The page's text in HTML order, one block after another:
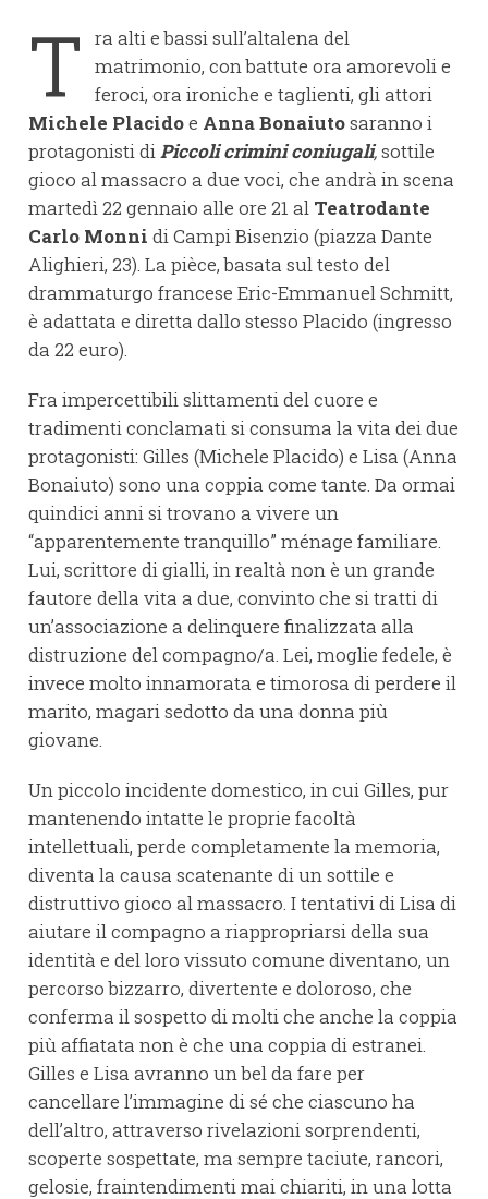
T
ra alti e bassi sull’altalena del
matrimonio, con battute ora amorevoli e
feroci, ora ironiche e taglienti, gli attori
Michele Placidoe Anna Bonaiutosaranno i
protagonisti diPiccoli crimini coniugali,sottile
gioco al massacro a due voci, che andrà in scena
martedì 22 gennaio alle ore 21 al Teatrodante
Carlo Monni di Campi Bisenzio (piazza Dante
Alighieri, 23). La pièce, basata sul testo del
drammaturgo francese Eric-Emmanuel Schmitt,
è adattata e diretta dallo stesso Placido (ingresso
da 22 euro).
Fra impercettibili slittamenti del cuore e
tradimenti conclamati si consuma la vita dei due
protagonisti: Gilles (Michele Placido) e Lisa (Anna
Bonaiuto) sono una coppia come tante. Da ormai
quindici anni si trovano a vivere un
“apparentemente tranquillo” ménage familiare.
Lui, scrittore di gialli, in realtà non è un grande
fautore della vita a due, convinto che si tratti di
un’associazione a delinquere finalizzata alla
distruzione del compagno/a. Lei, moglie fedele, è
invece molto innamorata e timorosa di perdere il
marito, magari sedotto da una donna più
giovane.
Un piccolo incidente domestico, in cui Gilles, pur
mantenendo intatte le proprie facoltà
intellettuali, perde completamente la memoria,
diventa la causa scatenante di un sottile e
distruttivo gioco al massacro. I tentativi di Lisa di
aiutare il compagno a riappropriarsi della sua
identità e del loro vissuto comune diventano, un
percorso bizzarro, divertente e doloroso, che
conferma il sospetto di molti che anche la coppia
più affiatata non è che una coppia di estranei.
Gilles e Lisa avranno un bel da fare per
cancellare l’immagine di sé che ciascuno ha
dell’altro, attraverso rivelazioni sorprendenti,
scoperte sospettate, ma sempre taciute, rancori,
gelosie, fraintendimenti mai chiariti, in una lotta